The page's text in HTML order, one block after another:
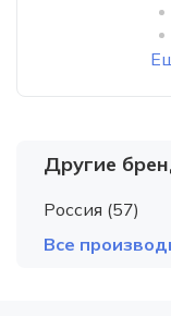
Другие
Россия (57)
Все